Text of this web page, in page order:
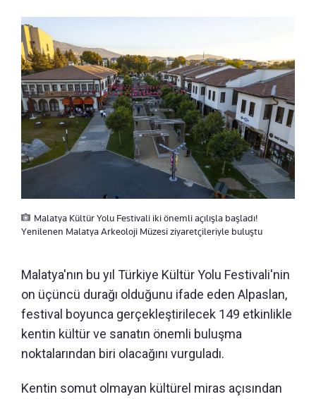
Malatya Kültür Yolu Festivali iki önemli açılışla başladı!
Yenilenen Malatya Arkeoloji Müzesi ziyaretçileriyle buluştu
Malatya'nın bu yıl Türkiye Kültür Yolu Festivali'nin
on üçüncü durağı olduğunu ifade eden Alpaslan,
festival boyunca gerçekleştirilecek 149 etkinlikle
kentin kültür ve sanatın önemli buluşma
noktalarından biri olacağını vurguladı.
Kentin somut olmayan kültürel miras açısından